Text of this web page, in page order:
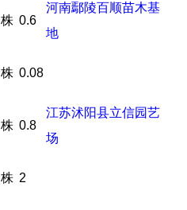
株 0.6
河南鄢陵百顺苗木基
地
株 0.08
江苏沭阳县立信园艺
场
株 0.8
株 2